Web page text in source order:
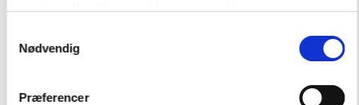
cookies eller tilbagetrækker et samtykke.
Nødvendig
Præferencer